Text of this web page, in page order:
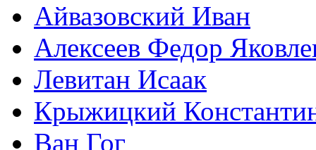
Айвазовский Иван
Алексеев Федор
Левитан Исаак
Крыжицкий
Ван Гог